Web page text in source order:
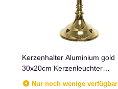
Kerzenhalter Aluminium gold
30x20cm Kerzenleuchter
Kerzenständer Deko
Nur noch wenige verfügbar